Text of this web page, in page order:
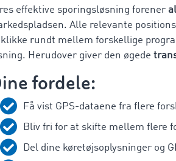
effektive sporingsløsning forener
Alle relevante
rundt mellem forskellige
Herudover giver den øgede
fordele:
Få vist GPS-dataene fra flere
Bliv fri for at skifte mellem flere
Del dine køretøjsoplysninger og